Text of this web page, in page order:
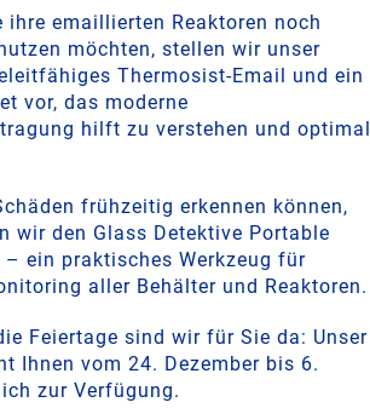
ihre emaillierten Reaktoren noch
möchten, stellen wir unser
Thermosist-Email und ein
vor, das moderne
hilft zu verstehen und optimal
frühzeitig erkennen können,
wir den Glass Detektive Portable
– ein praktisches Werkzeug für
aller Behälter und Reaktoren.
Feiertage sind wir für Sie da: Unser
Ihnen vom 24. Dezember bis 6.
zur Verfügung.